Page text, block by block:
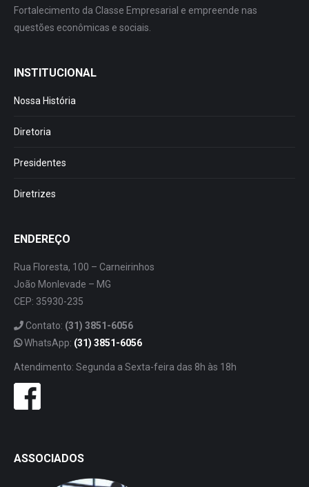
Fortalecimento da Classe Empresarial e empreende nas
questões econômicas e sociais.
INSTITUCIONAL
Nossa História
Diretoria
Presidentes
Diretrizes
ENDEREÇO
Rua Floresta, 100 – Carneirinhos
João Monlevade – MG
CEP: 35930-235
Contato: (31) 3851-6056
WhatsApp: (31) 3851-6056
Atendimento: Segunda a Sexta-feira das 8h às 18h
ASSOCIADOS